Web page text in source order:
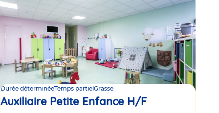
Durée déterminéeTemps partiel Grasse
Auxiliaire Petite Enfance H/F